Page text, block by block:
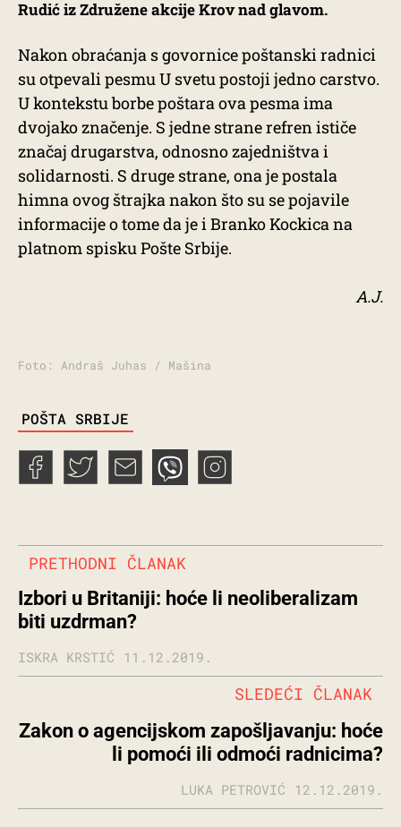
Rudić iz Združene akcije Krov nad glavom.
Nakon obraćanja s govornice poštanski radnici
su otpevali pesmu U svetu postoji jedno carstvo.
U kontekstu borbe poštara ova pesma ima
dvojako značenje. S jedne strane refren ističe
značaj drugarstva, odnosno zajedništva i
solidarnosti. S druge strane, ona je postala
himna ovog štrajka nakon što su se pojavile
informacije o tome da je i Branko Kockica na
platnom spisku Pošte Srbije.
A.J.
Foto: Andraš Juhas / Mašina
TAGS
POŠTA SRBIJE
PRETHODNI ČLANAK
Izbori u Britaniji: hoće li neoliberalizam
biti uzdrman?
ISKRA KRSTIĆ 11.12.2019.
Zakon o agencijskom zapošljavanju: hoće
li pomoći ili odmoći radnicima?
SLEDEĆI ČLANAK
LUKA PETROVIĆ 12.12.2019.